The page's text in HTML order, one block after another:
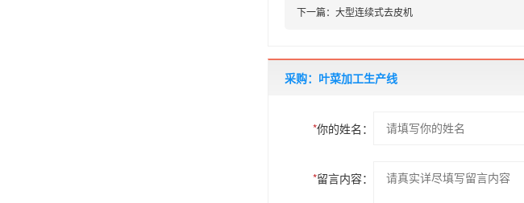
下一篇： 大型连续式去皮机
采购：叶菜加工生产线
*你的姓名：
*留言内容：